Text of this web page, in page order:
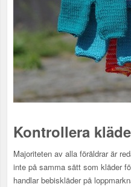
Kontrollera
Majoriteten av alla föräldrar är
inte på samma sätt som kläder
handlar bebiskläder på